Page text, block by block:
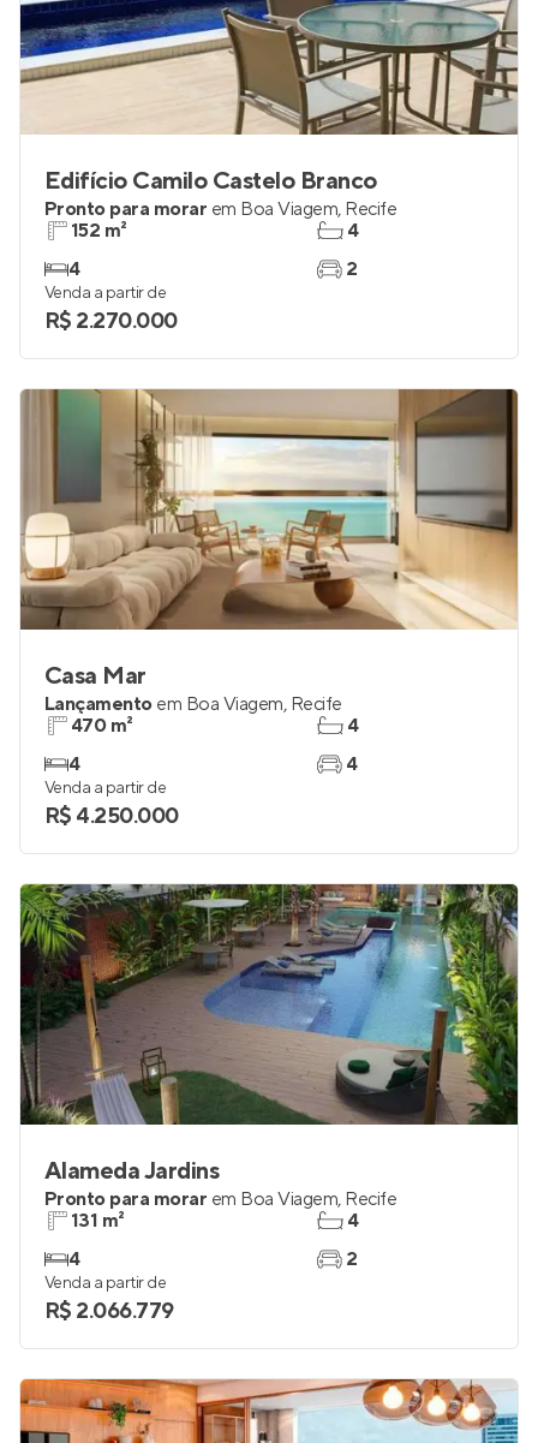
Edifício Camilo Castelo Branco
Pronto para morar em Boa Viagem, Recife
152 m²
4
4
2
Venda a partir de
R$ 2.270.000
Casa Mar
Lançamento em Boa Viagem, Recife
470 m²
4
4
4
Venda a partir de
R$ 4.250.000
Alameda Jardins
Pronto para morar em Boa Viagem, Recife
131 m²
4
4
2
Venda a partir de
R$ 2.066.779